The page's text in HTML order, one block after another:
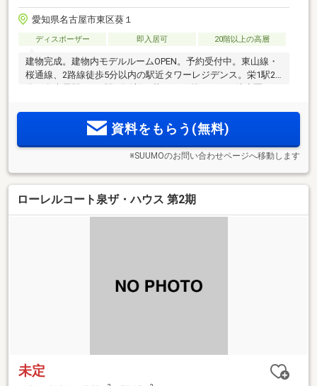
愛知県名古屋市東区葵１
ディスポーザー 即入居可 20階以上の高層
建物完成。建物内モデルルームOPEN。予約受付中。東山線・
桜通線、2路線徒歩5分以内の駅近タワーレジデンス。栄1駅2
1LDK～3LDKの12タイプ
資料をもらう(無料)
※SUUMOのお問い合わせページへ移動します
ローレルコート泉ザ・ハウス 第2期
未定